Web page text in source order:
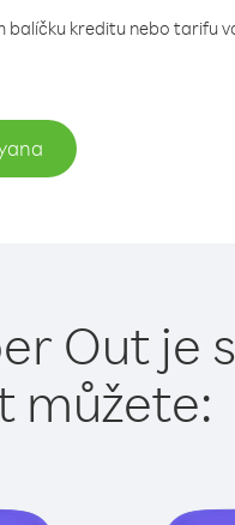
balíčku kreditu nebo tarifu
Out je
můžete: